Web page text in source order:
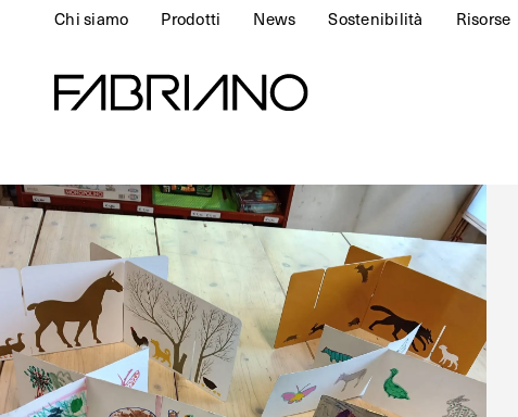
Chi siamo Prodotti News Sostenibilità Risorse